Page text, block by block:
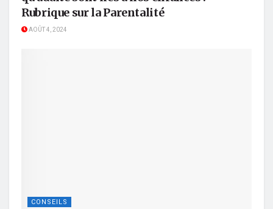
Rubrique sur la Parentalité
AOÛT 4, 2024
CONSEILS